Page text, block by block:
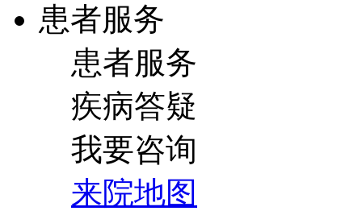
患者服务
患者服务
疾病答疑
我要咨询
来院地图